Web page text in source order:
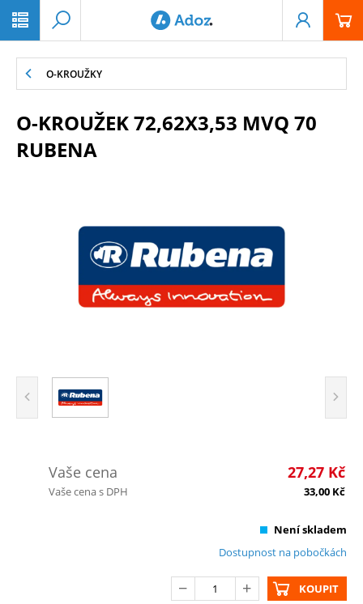
O-KROUŽKY
O-KROUŽEK 72,62X3,53 MVQ 70
RUBENA
Vaše cena 27,27 Kč
Vaše cena s DPH 33,00 Kč
Není skladem
Dostupnost na pobočkách
KOUPIT